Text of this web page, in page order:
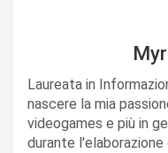
Laureata in
nascere la mia
videogames e più in
durante